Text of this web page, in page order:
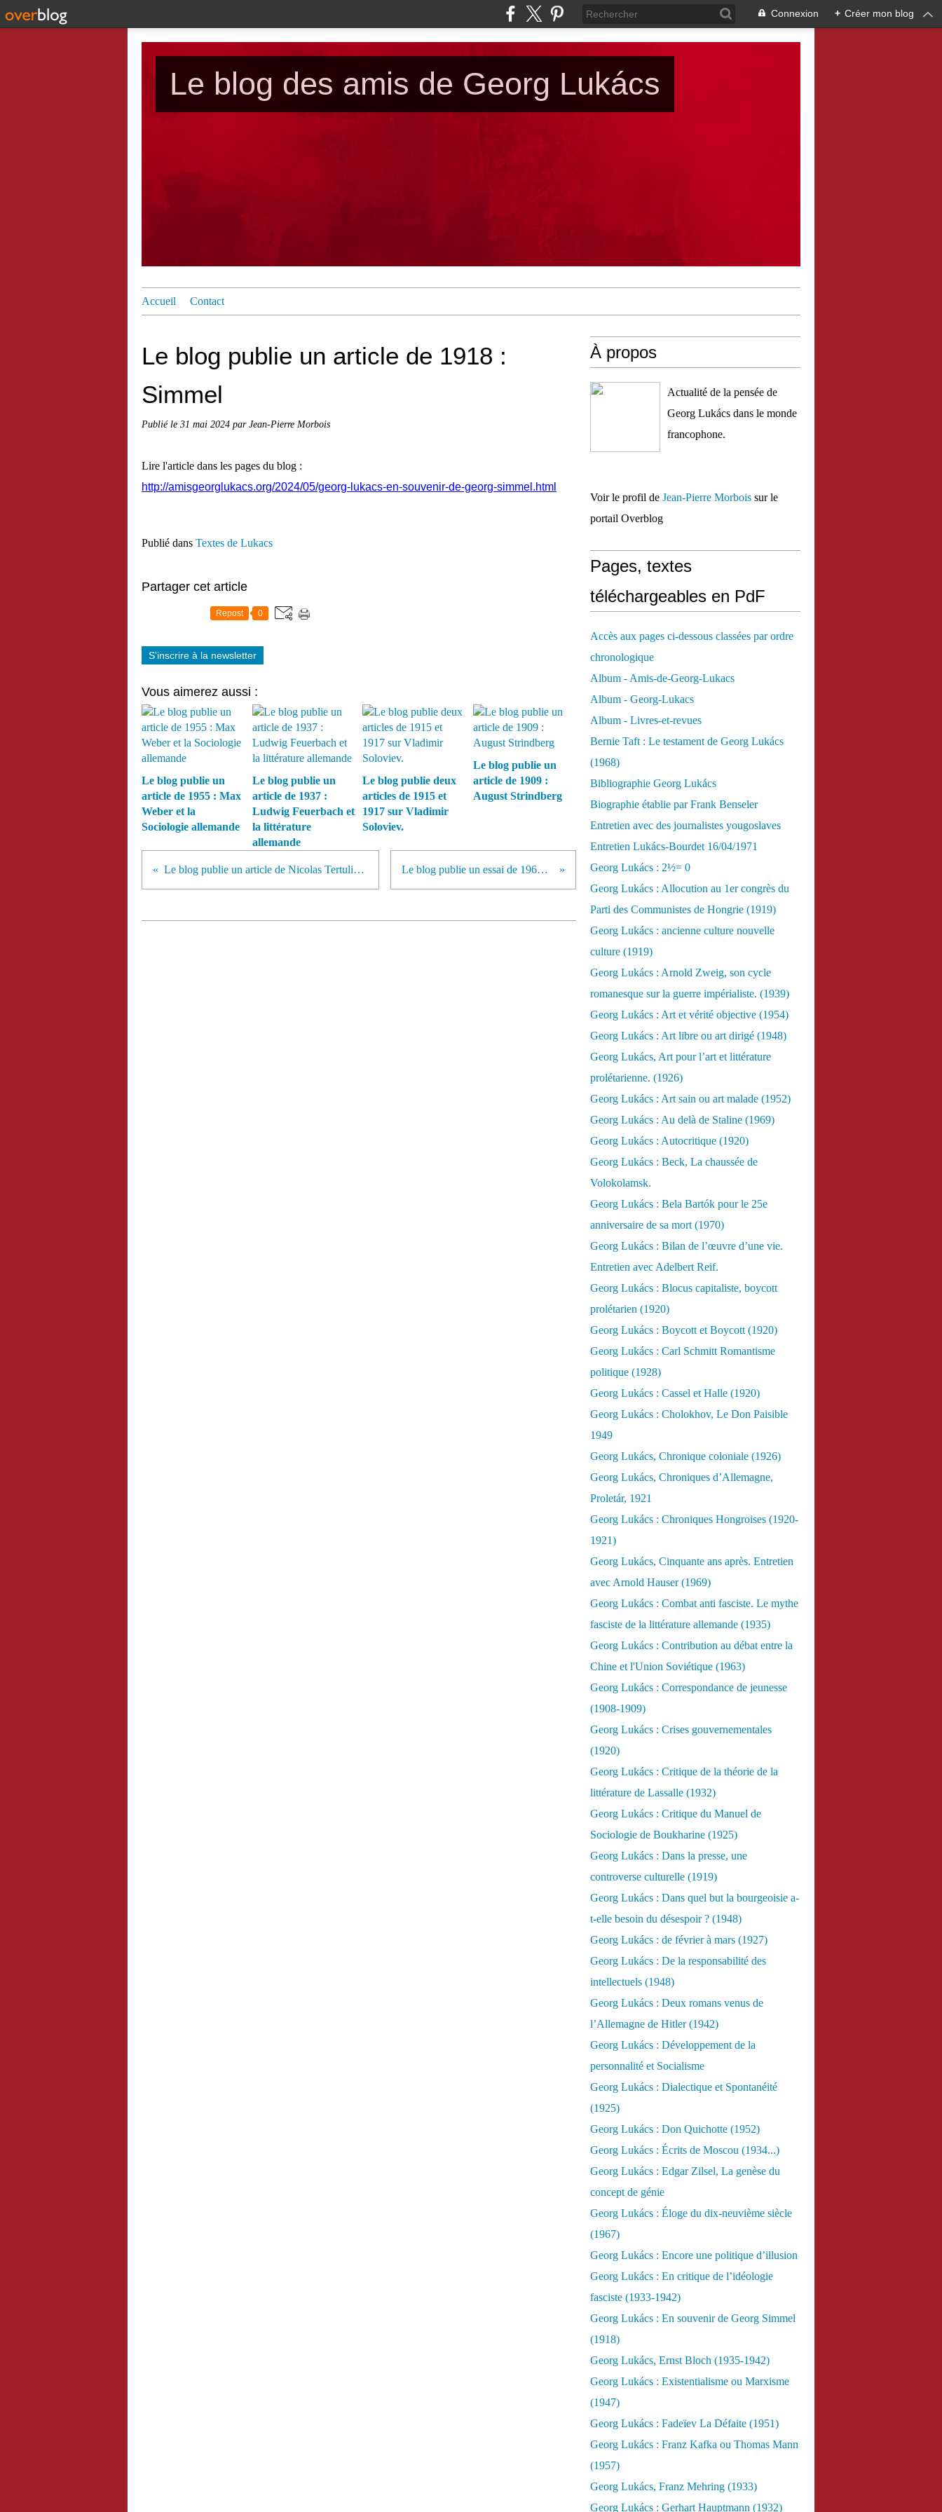
Connexion + Créer mon blog
Le blog des amis de Georg Lukács
Accueil Contact
Le blog publie un article de 1918 :
Simmel
Publié le 31 mai 2024 par Jean-Pierre Morbois
Lire l'article dans les pages du blog :
http://amisgeorglukacs.org/2024/05/georg-lukacs-en-souvenir-de-georg-simmel.html
Publié dans Textes de Lukacs
Partager cet article
Repost 0
S'inscrire à la newsletter
Vous aimerez aussi :
Le blog publie un
article de 1955 : Max
Weber et la
Sociologie allemande
Le blog publie un
article de 1937 :
Ludwig Feuerbach et
la littérature
allemande
Le blog publie deux
articles de 1915 et
1917 sur Vladimir
Soloviev.
Le blog publie un
article de 1909 :
August Strindberg
Le blog publie un article de Nicolas Tertulian : le grand projet de l'éthique Le blog publie un essai de 1963 : Minna von Barnhelm
À propos
Actualité de la pensée de
Georg Lukács dans le monde
francophone.
Voir le profil de Jean-Pierre Morbois sur le
portail Overblog
Pages, textes
téléchargeables en PdF
Accès aux pages ci-dessous classées par ordre
chronologique
Album - Amis-de-Georg-Lukacs
Album - Georg-Lukacs
Album - Livres-et-revues
Bernie Taft : Le testament de Georg Lukács
(1968)
Bibliographie Georg Lukács
Biographie établie par Frank Benseler
Entretien avec des journalistes yougoslaves
Entretien Lukács-Bourdet 16/04/1971
Georg Lukács : 2½= 0
Georg Lukács : Allocution au 1er congrès du
Parti des Communistes de Hongrie (1919)
Georg Lukács : ancienne culture nouvelle
culture (1919)
Georg Lukács : Arnold Zweig, son cycle
romanesque sur la guerre impérialiste. (1939)
Georg Lukács : Art et vérité objective (1954)
Georg Lukács : Art libre ou art dirigé (1948)
Georg Lukács, Art pour l’art et littérature
prolétarienne. (1926)
Georg Lukács : Art sain ou art malade (1952)
Georg Lukács : Au delà de Staline (1969)
Georg Lukács : Autocritique (1920)
Georg Lukács : Beck, La chaussée de
Volokolamsk.
Georg Lukács : Bela Bartók pour le 25e
anniversaire de sa mort (1970)
Georg Lukács : Bilan de l’œuvre d’une vie.
Entretien avec Adelbert Reif.
Georg Lukács : Blocus capitaliste, boycott
prolétarien (1920)
Georg Lukács : Boycott et Boycott (1920)
Georg Lukács : Carl Schmitt Romantisme
politique (1928)
Georg Lukács : Cassel et Halle (1920)
Georg Lukács : Cholokhov, Le Don Paisible
1949
Georg Lukács, Chronique coloniale (1926)
Georg Lukács, Chroniques d’Allemagne,
Proletár, 1921
Georg Lukács : Chroniques Hongroises (1920-
1921)
Georg Lukács, Cinquante ans après. Entretien
avec Arnold Hauser (1969)
Georg Lukács : Combat anti fasciste. Le mythe
fasciste de la littérature allemande (1935)
Georg Lukács : Contribution au débat entre la
Chine et l'Union Soviétique (1963)
Georg Lukács : Correspondance de jeunesse
(1908-1909)
Georg Lukács : Crises gouvernementales
(1920)
Georg Lukács : Critique de la théorie de la
littérature de Lassalle (1932)
Georg Lukács : Critique du Manuel de
Sociologie de Boukharine (1925)
Georg Lukács : Dans la presse, une
controverse culturelle (1919)
Georg Lukács : Dans quel but la bourgeoisie a-
t-elle besoin du désespoir ? (1948)
Georg Lukács : de février à mars (1927)
Georg Lukács : De la responsabilité des
intellectuels (1948)
Georg Lukács : Deux romans venus de
l’Allemagne de Hitler (1942)
Georg Lukács : Développement de la
personnalité et Socialisme
Georg Lukács : Dialectique et Spontanéité
(1925)
Georg Lukács : Don Quichotte (1952)
Georg Lukács : Écrits de Moscou (1934...)
Georg Lukács : Edgar Zilsel, La genèse du
concept de génie
Georg Lukács : Éloge du dix-neuvième siècle
(1967)
Georg Lukács : Encore une politique d’illusion
Georg Lukács : En critique de l’idéologie
fasciste (1933-1942)
Georg Lukács : En souvenir de Georg Simmel
(1918)
Georg Lukács, Ernst Bloch (1935-1942)
Georg Lukács : Existentialisme ou Marxisme
(1947)
Georg Lukács : Fadeïev La Défaite (1951)
Georg Lukács : Franz Kafka ou Thomas Mann
(1957)
Georg Lukács, Franz Mehring (1933)
Georg Lukács : Gerhart Hauptmann (1932)